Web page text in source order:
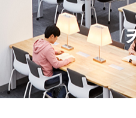
교육이념
연혁 · 현황
교수진
행정부서
오시는길